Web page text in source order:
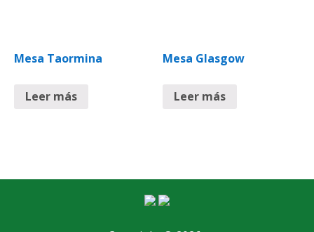
Mesa Taormina
Leer más
Mesa Glasgow
Leer más